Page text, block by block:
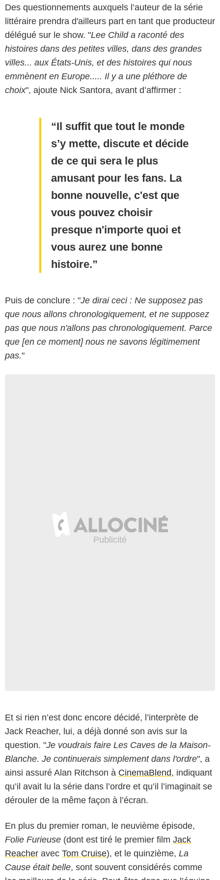
Des questionnements auxquels l’auteur de la série
littéraire prendra d'ailleurs part en tant que producteur
délégué sur le show. "Lee Child a raconté des
histoires dans des petites villes, dans des grandes
villes... aux États-Unis, et des histoires qui nous
emmènent en Europe..... Il y a une pléthore de
choix", ajoute Nick Santora, avant d’affirmer :
Il suffit que tout le monde
s’y mette, discute et décide
de ce qui sera le plus
amusant pour les fans. La
bonne nouvelle, c'est que
vous pouvez choisir
presque n'importe quoi et
vous aurez une bonne
histoire.
Puis de conclure : "Je dirai ceci : Ne supposez pas
que nous allons chronologiquement, et ne supposez
pas que nous n'allons pas chronologiquement. Parce
que [en ce moment] nous ne savons légitimement
pas."
Et si rien n’est donc encore décidé, l’interprète de
Jack Reacher, lui, a déjà donné son avis sur la
question. "Je voudrais faire Les Caves de la Maison-
Blanche. Je continuerais simplement dans l'ordre", a
ainsi assuré Alan Ritchson à CinemaBlend, indiquant
qu’il avait lu la série dans l’ordre et qu’il l’imaginait se
dérouler de la même façon à l’écran.
En plus du premier roman, le neuvième épisode,
Folie Furieuse (dont est tiré le premier film Jack
Reacher avec Tom Cruise), et le quinzième, La
Cause était belle, sont souvent considérés comme